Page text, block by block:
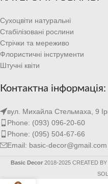
Сухоцвіти натуральні
Стабілізовані рослини
Стрічки та мереживо
Флористичні інструменти
Штучні квіти
Контактна інформація:
вул. Михайла Стельмаха, 9
Phone: (093) 096-20-60
Phone: (095) 504-67-66
Email: basic-decor@gmail.com
Basic Decor 2018-2025 CREATED BY